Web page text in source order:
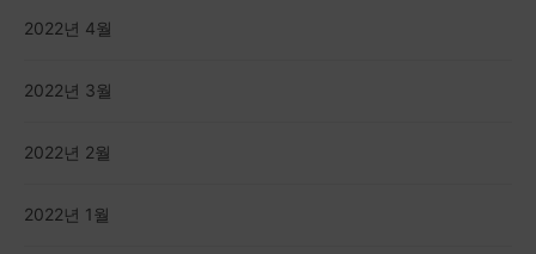
2022년 4월
2022년 3월
2022년 2월
2022년 1월